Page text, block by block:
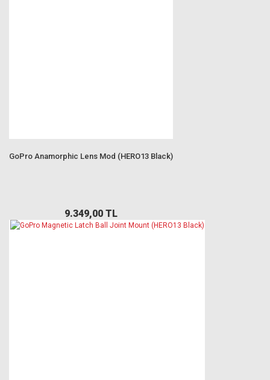
GoPro Anamorphic Lens Mod (HERO13 Black)
9.349,00 TL